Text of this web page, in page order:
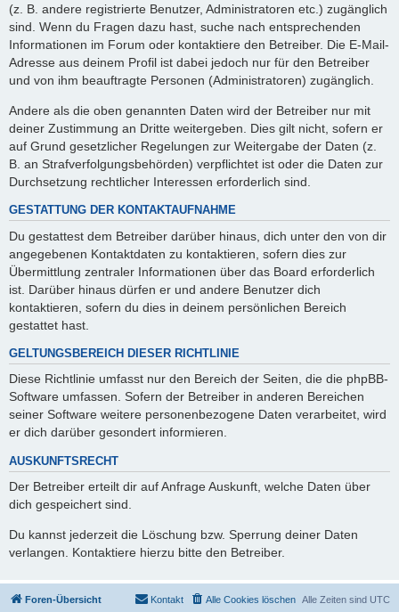
(z. B. andere registrierte Benutzer, Administratoren etc.) zugänglich
sind. Wenn du Fragen dazu hast, suche nach entsprechenden
Informationen im Forum oder kontaktiere den Betreiber. Die E-Mail-
Adresse aus deinem Profil ist dabei jedoch nur für den Betreiber
und von ihm beauftragte Personen (Administratoren) zugänglich.
Andere als die oben genannten Daten wird der Betreiber nur mit
deiner Zustimmung an Dritte weitergeben. Dies gilt nicht, sofern er
auf Grund gesetzlicher Regelungen zur Weitergabe der Daten (z.
B. an Strafverfolgungsbehörden) verpflichtet ist oder die Daten zur
Durchsetzung rechtlicher Interessen erforderlich sind.
GESTATTUNG DER KONTAKTAUFNAHME
Du gestattest dem Betreiber darüber hinaus, dich unter den von dir
angegebenen Kontaktdaten zu kontaktieren, sofern dies zur
Übermittlung zentraler Informationen über das Board erforderlich
ist. Darüber hinaus dürfen er und andere Benutzer dich
kontaktieren, sofern du dies in deinem persönlichen Bereich
gestattet hast.
GELTUNGSBEREICH DIESER RICHTLINIE
Diese Richtlinie umfasst nur den Bereich der Seiten, die die phpBB-
Software umfassen. Sofern der Betreiber in anderen Bereichen
seiner Software weitere personenbezogene Daten verarbeitet, wird
er dich darüber gesondert informieren.
AUSKUNFTSRECHT
Der Betreiber erteilt dir auf Anfrage Auskunft, welche Daten über
dich gespeichert sind.
Du kannst jederzeit die Löschung bzw. Sperrung deiner Daten
verlangen. Kontaktiere hierzu bitte den Betreiber.
Foren-Übersicht Alle Zeiten sind UTC
Alle Cookies löschen
Kontakt